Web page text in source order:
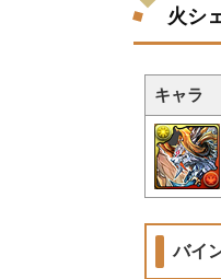
火シ
キャラ
バイ